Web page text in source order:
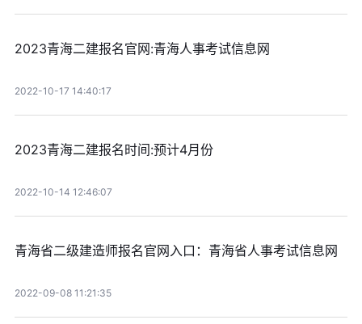
2023青海二建报名官网:青海人事考试信息网
2022-10-17 14:40:17
2023青海二建报名时间:预计4月份
2022-10-14 12:46:07
青海省二级建造师报名官网入口：青海省人事考试信息网
2022-09-08 11:21:35